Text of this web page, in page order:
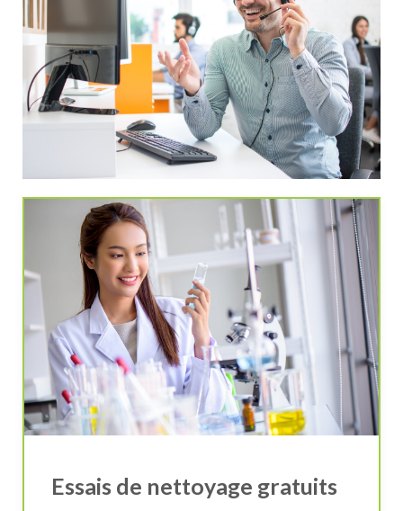
Essais de nettoyage gratuits